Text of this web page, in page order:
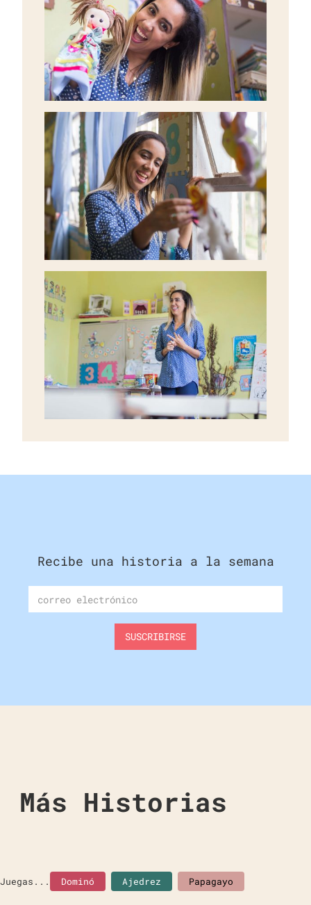
Recibe una historia a la semana
Más Historias
Juegas... Dominó Ajedrez Papagayo